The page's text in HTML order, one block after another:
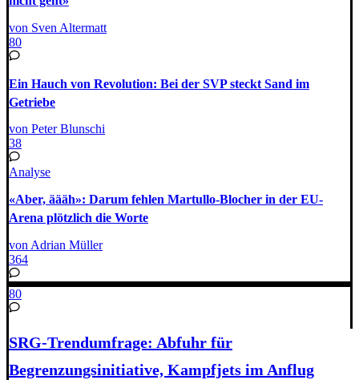
von Sven Altermatt
80
Ein Hauch von Revolution: Bei der SVP steckt Sand im
Getriebe
von Peter Blunschi
38
Analyse
«Aber, äääh»: Darum fehlen Martullo-Blocher in der EU-
Arena plötzlich die Worte
von Adrian Müller
364
80
SRG-Trendumfrage: Abfuhr für
Begrenzungsinitiative, Kampfjets im Anflug